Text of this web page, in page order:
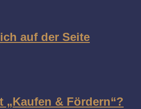
auf der Seite
„Kaufen & Fördern“?